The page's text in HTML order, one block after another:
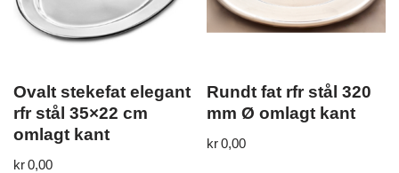
Ovalt stekefat elegant
rfr stål 35×22 cm
omlagt kant
kr0,00
Rundt fat rfr stål 320
mm Ø omlagt kant
kr0,00